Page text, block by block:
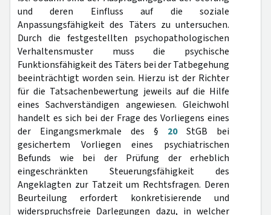
und deren Einfluss auf die soziale
Anpassungsfähigkeit des Täters zu untersuchen.
Durch die festgestellten psychopathologischen
Verhaltensmuster muss die psychische
Funktionsfähigkeit des Täters bei der Tatbegehung
beeinträchtigt worden sein. Hierzu ist der Richter
für die Tatsachenbewertung jeweils auf die Hilfe
eines Sachverständigen angewiesen. Gleichwohl
handelt es sich bei der Frage des Vorliegens eines
der Eingangsmerkmale des § 20StGB bei
gesichertem Vorliegen eines psychiatrischen
Befunds wie bei der Prüfung der erheblich
eingeschränkten Steuerungsfähigkeit des
Angeklagten zur Tatzeit um Rechtsfragen. Deren
Beurteilung erfordert konkretisierende und
widerspruchsfreie Darlegungen dazu, in welcher